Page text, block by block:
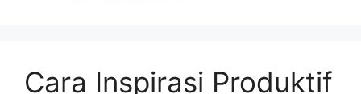
Cara Inspirasi Produktif